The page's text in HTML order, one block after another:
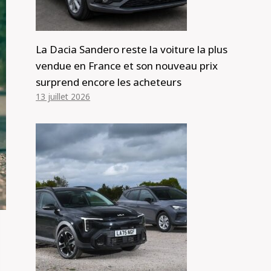
La Dacia Sandero reste la voiture la plus
vendue en France et son nouveau prix
surprend encore les acheteurs
13 juillet 2026